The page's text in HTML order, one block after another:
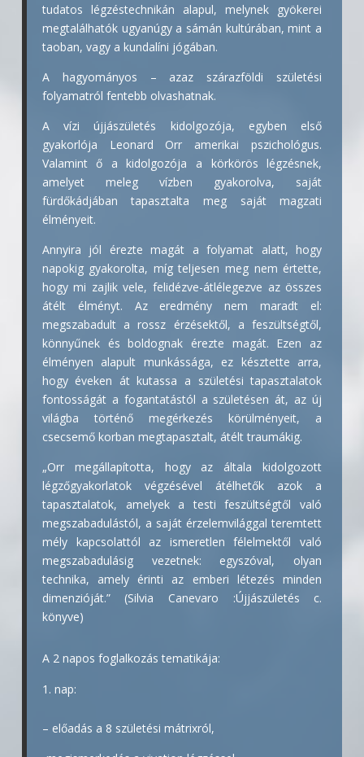
tudatos légzéstechnikán alapul, melynek gyökerei
megtalálhatók ugyanúgy a sámán kultúrában, mint a
taoban, vagy a kundalíni jógában.
A hagyományos – azaz szárazföldi születési
folyamatról fentebb olvashatnak.
A vízi újjászületés kidolgozója, egyben első
gyakorlója Leonard Orr amerikai pszichológus.
Valamint ő a kidolgozója a körkörös légzésnek,
amelyet meleg vízben gyakorolva, saját
fürdőkádjában tapasztalta meg saját magzati
élményeit.
Annyira jól érezte magát a folyamat alatt, hogy
napokig gyakorolta, míg teljesen meg nem értette,
hogy mi zajlik vele, felidézve-átlélegezve az összes
átélt élményt. Az eredmény nem maradt el:
megszabadult a rossz érzésektől, a feszültségtől,
könnyűnek és boldognak érezte magát. Ezen az
élményen alapult munkássága, ez késztette arra,
hogy éveken át kutassa a születési tapasztalatok
fontosságát a fogantatástól a születésen át, az új
világba történő megérkezés körülményeit, a
csecsemő korban megtapasztalt, átélt traumákig.
„Orr megállapította, hogy az általa kidolgozott
légzőgyakorlatok végzésével átélhetők azok a
tapasztalatok, amelyek a testi feszültségtől való
megszabadulástól, a saját érzelemvilággal teremtett
mély kapcsolattól az ismeretlen félelmektől való
megszabadulásig vezetnek: egyszóval, olyan
technika, amely érinti az emberi létezés minden
dimenzióját.” (Silvia Canevaro :Újjászületés c.
könyve)
A 2 napos foglalkozás tematikája:
nap:
– előadás a 8 születési mátrixról,